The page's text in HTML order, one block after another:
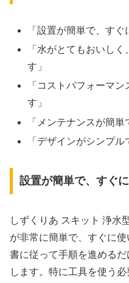
「設置が簡単で、すぐ
「水がとてもおいし
す」
「コストパフォーマ
す」
「メンテナンスが簡単
「デザインがシンプ
設置が簡単で、すぐ
しずくりあ スキット 浄水
が非常に簡単で、すぐに
書に従って手順を進める
します。特に工具を使う